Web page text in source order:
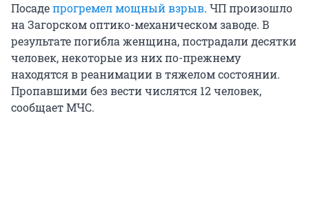
Посадепрогремел мощный взрыв. ЧП произошло
на Загорском оптико-механическом заводе. В
результате погибла женщина, пострадали десятки
человек, некоторые из них по-прежнему
находятся в реанимации в тяжелом состоянии.
Пропавшими без вести числятся 12 человек,
сообщает МЧС.